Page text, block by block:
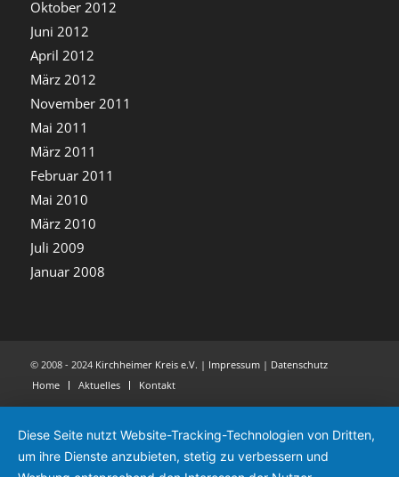
Oktober 2012
Juni 2012
April 2012
März 2012
November 2011
Mai 2011
März 2011
Februar 2011
Mai 2010
März 2010
Juli 2009
Januar 2008
© 2008 - 2024 Kirchheimer Kreis e.V. | Impressum| Datenschutz
Home
Aktuelles Kontakt
Diese Seite nutzt Website-Tracking-Technologien von Dritten,
um ihre Dienste anzubieten, stetig zu verbessern und